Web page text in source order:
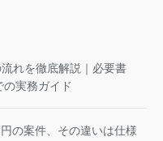
れを徹底解説｜必要書
実務ガイド
の案件、その違いは仕様